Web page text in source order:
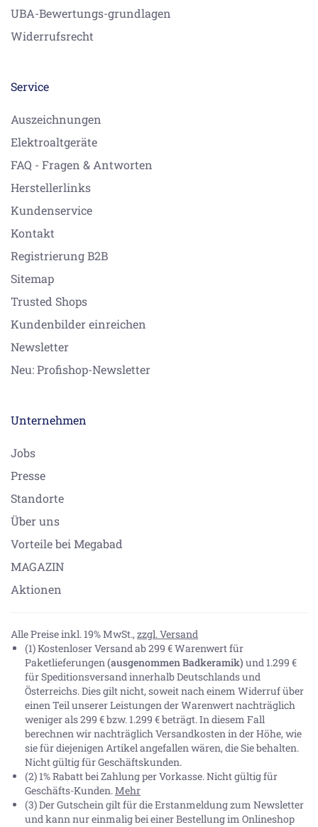
UBA-Bewertungs-grundlagen
Widerrufsrecht
Service
Auszeichnungen
Elektroaltgeräte
FAQ - Fragen & Antworten
Herstellerlinks
Kundenservice
Kontakt
Registrierung B2B
Sitemap
Trusted Shops
Kundenbilder einreichen
Newsletter
Neu: Profishop-Newsletter
Unternehmen
Jobs
Presse
Standorte
Über uns
Vorteile bei Megabad
MAGAZIN
Aktionen
Alle Preise inkl. 19% MwSt., zzgl. Versand
(1) Kostenloser Versand ab 299 € Warenwert für
Paketlieferungen(ausgenommen Badkeramik) und 1.299 €
für Speditionsversand innerhalb Deutschlands und
Österreichs. Dies gilt nicht, soweit nach einem Widerruf über
einen Teil unserer Leistungen der Warenwert nachträglich
weniger als 299 € bzw. 1.299 € beträgt. In diesem Fall
berechnen wir nachträglich Versandkosten in der Höhe, wie
sie für diejenigen Artikel angefallen wären, die Sie behalten.
Nicht gültig für Geschäftskunden.
(2) 1% Rabatt bei Zahlung per Vorkasse. Nicht gültig für
Geschäfts-Kunden.Mehr
(3) Der Gutschein gilt für die Erstanmeldung zum Newsletter
und kann nur einmalig bei einer Bestellung im Onlineshop